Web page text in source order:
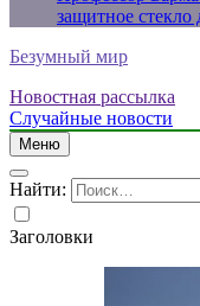
защитное стекло
Безумный мир
Новостная рассылка
Случайные новости
Меню
Найти:
Заголовки